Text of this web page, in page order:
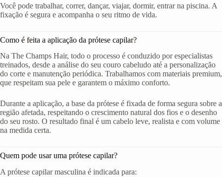
Você pode trabalhar, correr, dançar, viajar, dormir, entrar na piscina. A
fixação é segura e acompanha o seu ritmo de vida.
Como é feita a aplicação da prótese capilar?
Na The Champs Hair, todo o processo é conduzido por especialistas
treinados, desde a análise do seu couro cabeludo até a personalização
do corte e manutenção periódica. Trabalhamos com materiais premium,
que respeitam sua pele e garantem o máximo conforto.
Durante a aplicação, a base da prótese é fixada de forma segura sobre a
região afetada, respeitando o crescimento natural dos fios e o desenho
do seu rosto. O resultado final é um cabelo leve, realista e com volume
na medida certa.
Quem pode usar uma prótese capilar?
A prótese capilar masculina é indicada para: